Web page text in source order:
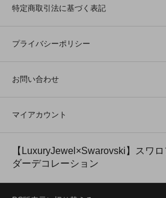
特定商取引法に基づく表記
プライバシーポリシー
お問い合わせ
マイアカウント
【LuxuryJewel×Swarovski】スワ
ダーデコレーション